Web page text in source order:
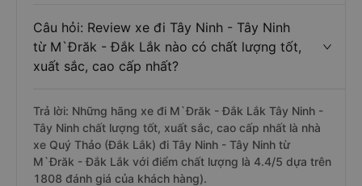
Câu hỏi: Review xe đi Tây Ninh - Tây Ninh
từ M`Đrăk - Đắk Lắk nào có chất lượng tốt,
xuất sắc, cao cấp nhất?
Trả lời: Những hãng xe đi M`Đrăk - Đắk Lắk Tây Ninh -
Tây Ninh chất lượng tốt, xuất sắc, cao cấp nhất là nhà
xe Quý Thảo (Đắk Lắk) đi Tây Ninh - Tây Ninh từ
M`Đrăk - Đắk Lắk với điểm chất lượng là 4.4/5 dựa trên
1808 đánh giá của khách hàng).